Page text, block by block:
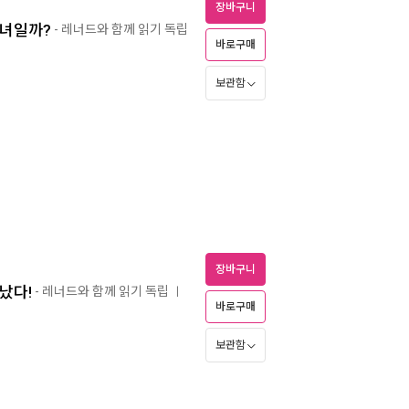
일까? - 레너드와 함께 읽기 독립
장바구니
바로구매
보관함
다! - 레너드와 함께 읽기 독립
장바구니
바로구매
보관함